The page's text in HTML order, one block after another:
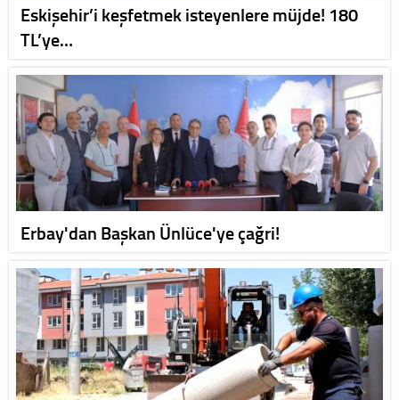
Eskişehir’i keşfetmek isteyenlere müjde! 180
TL’ye…
Erbay'dan Başkan Ünlüce'ye çağri!